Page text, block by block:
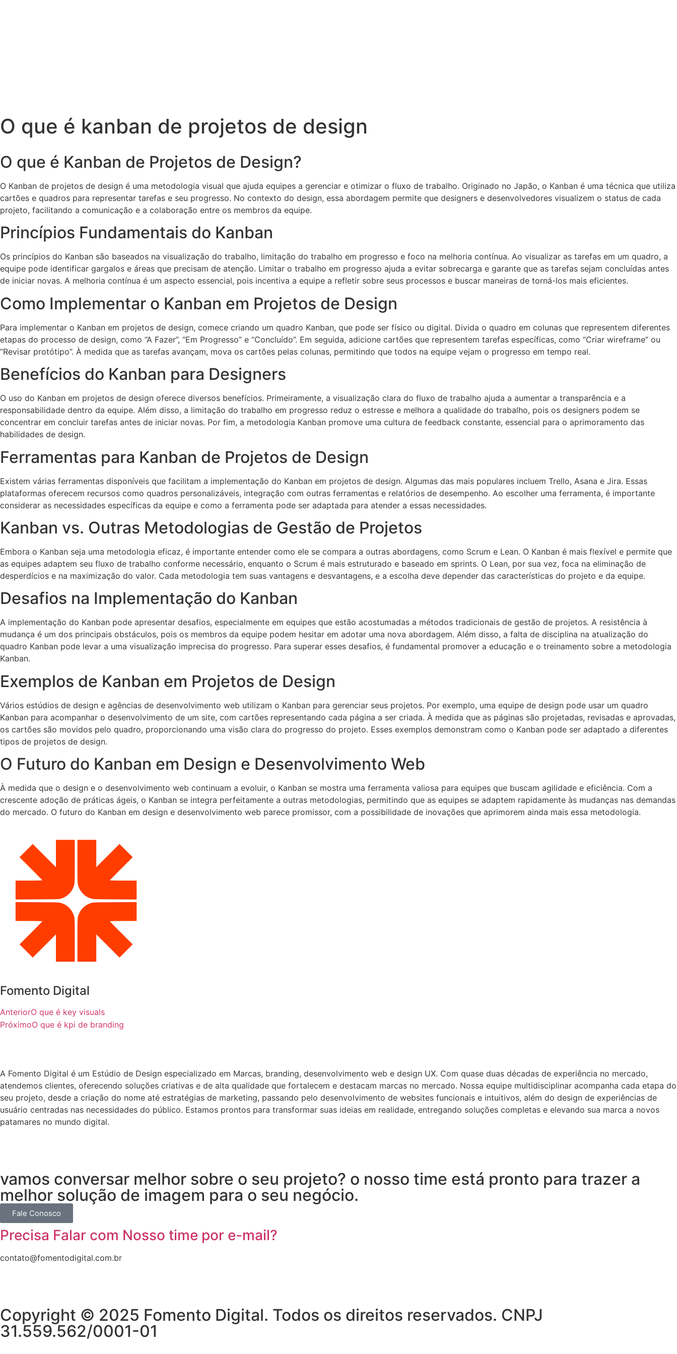
O que é kanban de projetos de design
O que é Kanban de Projetos de Design?
O Kanban de projetos de design é uma metodologia visual que ajuda equipes a gerenciar e otimizar o fluxo de trabalho. Originado no Japão, o Kanban é uma técnica que utiliza
cartões e quadros para representar tarefas e seu progresso. No contexto do design, essa abordagem permite que designers e desenvolvedores visualizem o status de cada
projeto, facilitando a comunicação e a colaboração entre os membros da equipe.
Princípios Fundamentais do Kanban
Os princípios do Kanban são baseados na visualização do trabalho, limitação do trabalho em progresso e foco na melhoria contínua. Ao visualizar as tarefas em um quadro, a
equipe pode identificar gargalos e áreas que precisam de atenção. Limitar o trabalho em progresso ajuda a evitar sobrecarga e garante que as tarefas sejam concluídas antes
de iniciar novas. A melhoria contínua é um aspecto essencial, pois incentiva a equipe a refletir sobre seus processos e buscar maneiras de torná-los mais eficientes.
Como Implementar o Kanban em Projetos de Design
Para implementar o Kanban em projetos de design, comece criando um quadro Kanban, que pode ser físico ou digital. Divida o quadro em colunas que representem diferentes
etapas do processo de design, como “A Fazer”, “Em Progresso” e “Concluído”. Em seguida, adicione cartões que representem tarefas específicas, como “Criar wireframe” ou
“Revisar protótipo”. À medida que as tarefas avançam, mova os cartões pelas colunas, permitindo que todos na equipe vejam o progresso em tempo real.
Benefícios do Kanban para Designers
O uso do Kanban em projetos de design oferece diversos benefícios. Primeiramente, a visualização clara do fluxo de trabalho ajuda a aumentar a transparência e a
responsabilidade dentro da equipe. Além disso, a limitação do trabalho em progresso reduz o estresse e melhora a qualidade do trabalho, pois os designers podem se
concentrar em concluir tarefas antes de iniciar novas. Por fim, a metodologia Kanban promove uma cultura de feedback constante, essencial para o aprimoramento das
habilidades de design.
Ferramentas para Kanban de Projetos de Design
Existem várias ferramentas disponíveis que facilitam a implementação do Kanban em projetos de design. Algumas das mais populares incluem Trello, Asana e Jira. Essas
plataformas oferecem recursos como quadros personalizáveis, integração com outras ferramentas e relatórios de desempenho. Ao escolher uma ferramenta, é importante
considerar as necessidades específicas da equipe e como a ferramenta pode ser adaptada para atender a essas necessidades.
Kanban vs. Outras Metodologias de Gestão de Projetos
Embora o Kanban seja uma metodologia eficaz, é importante entender como ele se compara a outras abordagens, como Scrum e Lean. O Kanban é mais flexível e permite que
as equipes adaptem seu fluxo de trabalho conforme necessário, enquanto o Scrum é mais estruturado e baseado em sprints. O Lean, por sua vez, foca na eliminação de
desperdícios e na maximização do valor. Cada metodologia tem suas vantagens e desvantagens, e a escolha deve depender das características do projeto e da equipe.
Desafios na Implementação do Kanban
A implementação do Kanban pode apresentar desafios, especialmente em equipes que estão acostumadas a métodos tradicionais de gestão de projetos. A resistência à
mudança é um dos principais obstáculos, pois os membros da equipe podem hesitar em adotar uma nova abordagem. Além disso, a falta de disciplina na atualização do
quadro Kanban pode levar a uma visualização imprecisa do progresso. Para superar esses desafios, é fundamental promover a educação e o treinamento sobre a metodologia
Kanban.
Exemplos de Kanban em Projetos de Design
Vários estúdios de design e agências de desenvolvimento web utilizam o Kanban para gerenciar seus projetos. Por exemplo, uma equipe de design pode usar um quadro
Kanban para acompanhar o desenvolvimento de um site, com cartões representando cada página a ser criada. À medida que as páginas são projetadas, revisadas e aprovadas,
os cartões são movidos pelo quadro, proporcionando uma visão clara do progresso do projeto. Esses exemplos demonstram como o Kanban pode ser adaptado a diferentes
tipos de projetos de design.
O Futuro do Kanban em Design e Desenvolvimento Web
À medida que o design e o desenvolvimento web continuam a evoluir, o Kanban se mostra uma ferramenta valiosa para equipes que buscam agilidade e eficiência. Com a
crescente adoção de práticas ágeis, o Kanban se integra perfeitamente a outras metodologias, permitindo que as equipes se adaptem rapidamente às mudanças nas demandas
do mercado. O futuro do Kanban em design e desenvolvimento web parece promissor, com a possibilidade de inovações que aprimorem ainda mais essa metodologia.
Fomento Digital
AnteriorO que é key visuals
PróximoO que é kpi de branding
A Fomento Digital é um Estúdio de Design especializado em Marcas, branding, desenvolvimento web e design UX. Com quase duas décadas de experiência no mercado,
atendemos clientes, oferecendo soluções criativas e de alta qualidade que fortalecem e destacam marcas no mercado. Nossa equipe multidisciplinar acompanha cada etapa do
seu projeto, desde a criação do nome até estratégias de marketing, passando pelo desenvolvimento de websites funcionais e intuitivos, além do design de experiências de
usuário centradas nas necessidades do público. Estamos prontos para transformar suas ideias em realidade, entregando soluções completas e elevando sua marca a novos
patamares no mundo digital.
vamos conversar melhor sobre o seu projeto? o nosso time está pronto para trazer a
melhor solução de imagem para o seu negócio.
Fale Conosco
Precisa Falar com Nosso time por e-mail?
contato@fomentodigital.com.br
Copyright © 2025 Fomento Digital. Todos os direitos reservados. CNPJ
31.559.562/0001-01